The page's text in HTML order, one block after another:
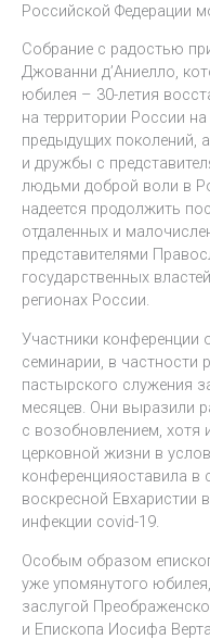
Российской Федерации
Собрание с радостью
Джованни д’Аниелло,
юбилея – 30-летия
на территории России
предыдущих поколений,
и дружбы с
людьми доброй воли в
надеется продолжить
отдаленных и
представителями
государственных
регионах России.
Участники конференции
семинарии, в частности
пастырского служения
месяцев. Они выразили
с возобновлением,
церковной жизни в
конференцияоставила в
воскресной
инфекции covid-19.
Особым образом
уже упомянутого
заслугой
и Епископа Иосифа Верта.